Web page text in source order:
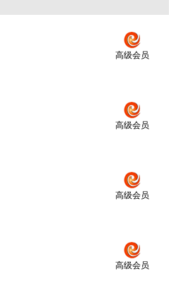
高级会员
高级会员
高级会员
高级会员